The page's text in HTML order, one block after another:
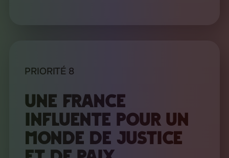
PRIORITÉ 8
Une France
influente pour un
monde de justice